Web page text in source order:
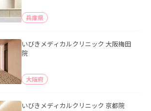
兵庫県
いびきメディカルクリニック 大阪梅田
院
大阪府
いびきメディカルクリニック 京都院